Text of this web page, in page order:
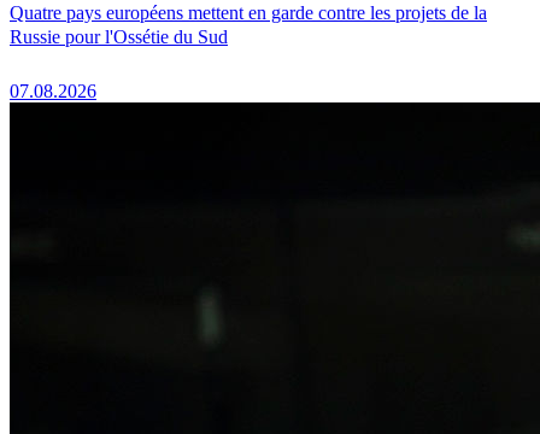
Quatre pays européens mettent en garde contre les projets de la
Russie pour l'Ossétie du Sud
07.08.2026